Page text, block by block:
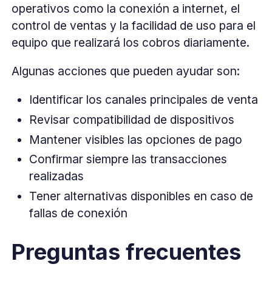
operativos como la conexión a internet, el
control de ventas y la facilidad de uso para el
equipo que realizará los cobros diariamente.
Algunas acciones que pueden ayudar son:
Identificar los canales principales de venta
Revisar compatibilidad de dispositivos
Mantener visibles las opciones de pago
Confirmar siempre las transacciones
realizadas
Tener alternativas disponibles en caso de
fallas de conexión
Preguntas frecuentes